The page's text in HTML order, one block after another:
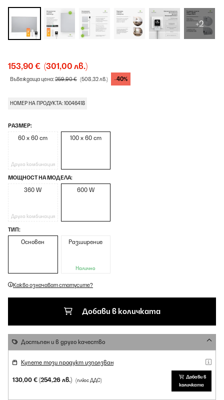
+2
153,90 € (301,00 лв.)
Въвеждаща цена:259,90 € (508,32 лв.) -40%
НОМЕР НА ПРОДУКТА: 10046418
РАЗМЕР:
60 x 60 cm
Друга комбинация
100 x 60 cm
МОЩНОСТ НА МОДЕЛА:
360 W
Друга комбинация
600 W
ТИП:
Основен Разширение
Налично
Какво означават статусите?
Добави в количката
Достъпен и в друго качество
Купете този продукт използван
130,00 € (254,26 лв.) (плюс ДДС)
Добави в
количката